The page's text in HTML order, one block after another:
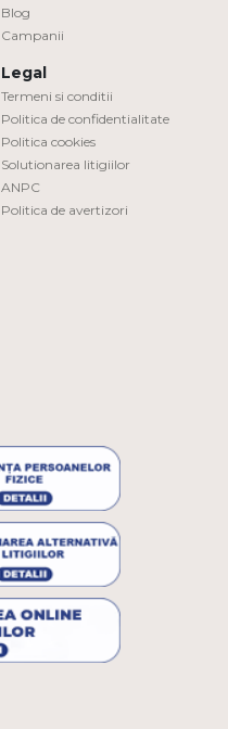
Blog
Campanii
Legal
Termeni si conditii
Politica de confidentialitate
Politica cookies
Solutionarea litigiilor
ANPC
Politica de avertizori